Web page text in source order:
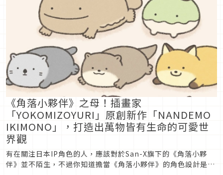
《角落小夥伴》之母！插畫家
「YOKOMIZOYURI」原創新作「NANDEMO
IKIMONO」，打造出萬物皆有生命的可愛世
界觀
有在關注日本IP角色的人，應該對於San-X旗下的《角落小夥
伴》並不陌生，不過你知道擔當《角落小夥伴》的角色設計是出